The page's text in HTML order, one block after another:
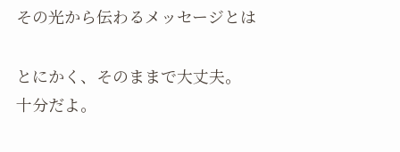
その光から伝わるメッセージとは
とにかく、そのままで大丈夫。
十分だよ。